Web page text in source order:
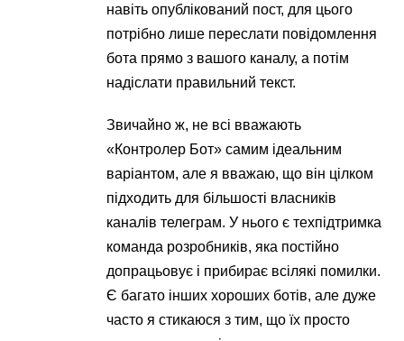
навіть опублікований пост, для цього
потрібно лише переслати повідомлення
бота прямо з вашого каналу, а потім
надіслати правильний текст.
Звичайно ж, не всі вважають
«Контролер Бот» самим ідеальним
варіантом, але я вважаю, що він цілком
підходить для більшості власників
каналів телеграм. У нього є техпідтримка
команда розробників, яка постійно
допрацьовує і прибирає всілякі помилки.
Є багато інших хороших ботів, але дуже
часто я стикаюся з тим, що їх просто